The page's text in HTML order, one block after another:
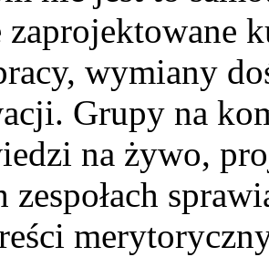
zaprojektowane
wymiany
Grupy na
na żywo,
zespołach